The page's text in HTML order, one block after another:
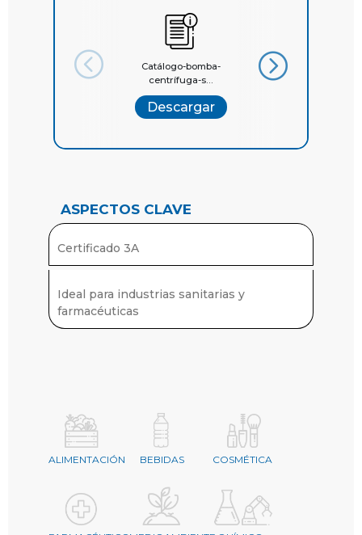
Catálogo-bomba-
centrífuga-s...
Descargar
Catalogo-General-
ASPECTOS CLAVE
Certificado 3A
Ideal para industrias sanitarias y
farmacéuticas
ALIMENTACIÓN BEBIDAS COSMÉTICA